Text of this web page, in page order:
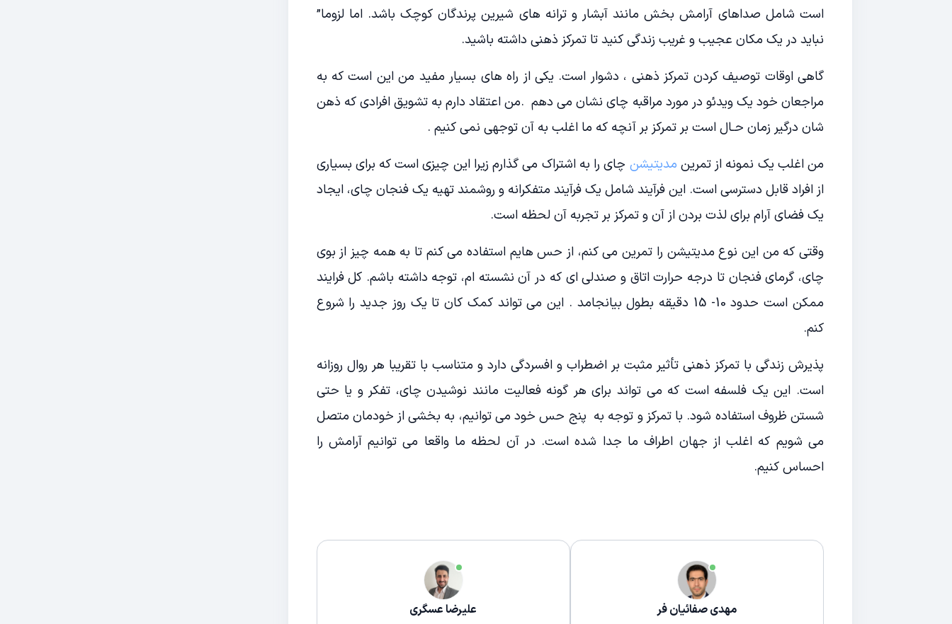
است شامل صداهای آرامش بخش مانند آبشار و ترانه های شیرین پرندگان کوچک باشد. اما لزوما”
نباید در یک مکان عجیب و غریب زندگی کنید تا تمرکز ذهنی داشته باشید.
گاهی اوقات توصیف کردن تمرکز ذهنی ، دشوار است. یکی از راه های بسیار مفید من این است که به
مراجعان خود یک ویدئو در مورد مراقبه چای نشان می دهم .من اعتقاد دارم به تشویق افرادی که ذهن
شان درگیر زمان حـال است بر تمرکز بر آنچه که ما اغلب به آن توجهی نمی کنیم .
من اغلب یک نمونه از تمرین مدیتیشن چای را به اشتراک می گذارم زیرا این چیزی است که برای بسیاری
از افراد قابل دسترسی است. این فرآیند شامل یک فرآیند متفکرانه و روشمند تهیه یک فنجان چای، ایجاد
یک فضای آرام برای لذت بردن از آن و تمرکز بر تجربه آن لحظه است.
وقتی که من این نوع مدیتیشن را تمرین می کنم، از حس هایم استفاده می کنم تا به همه چیز از بوی
چای، گرمای فنجان تا درجه حرارت اتاق و صندلی ای که در آن نشسته ام، توجه داشته باشم. کل فرایند
ممکن است حدود 10- 15 دقیقه بطول بیانجامد . این می تواند کمک کان تا یک روز جدید را شروع
کنم.
پذیرش زندگی با تمرکز ذهنی تأثیر مثبت بر اضطراب و افسردگی دارد و متناسب با تقریبا هر روال روزانه
است. این یک فلسفه است که می تواند برای هر گونه فعالیت مانند نوشیدن چای، تفکر و یا حتی
شستن ظروف استفاده شود. با تمرکز و توجه به پنج حس خود می توانیم، به بخشی از خودمان متصل
می شویم که اغلب از جهان اطراف ما جدا شده است. در آن لحظه ما واقعا می توانیم آرامش را
احساس کنیم.
مهدی صفائیان فر علیرضا عسگری